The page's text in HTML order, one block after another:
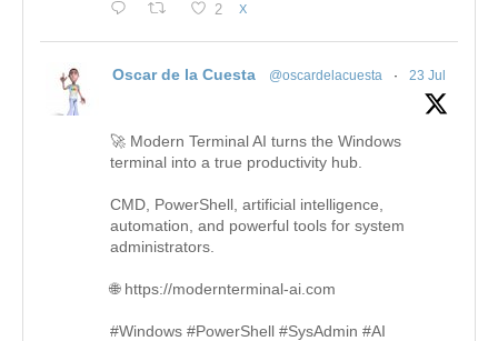
2 X
Oscar de la Cuesta @oscardelacuesta · 23 Jul
🚀 Modern Terminal AI turns the Windows
terminal into a true productivity hub.
CMD, PowerShell, artificial intelligence,
automation, and powerful tools for system
administrators.
🌐 https://modernterminal-ai.com
#Windows #PowerShell #SysAdmin #AI